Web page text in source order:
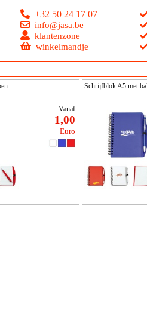
+32 50 24 17 07
info@jasa.be
klantenzone
winkelmandje
Vanaf
1,00
Euro
Schrijfblok A5 met